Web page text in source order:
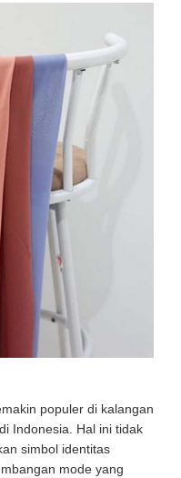
populer di kalangan
Indonesia. Hal ini tidak
simbol identitas
mode yang